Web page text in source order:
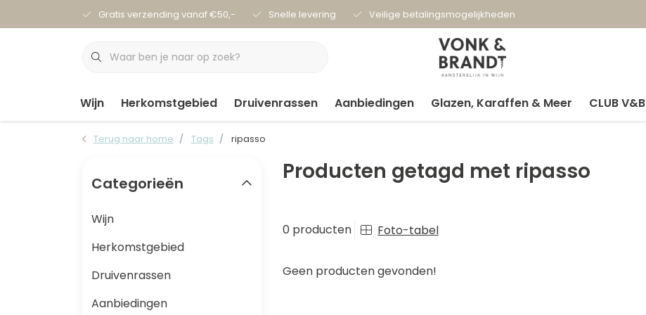
Gratis verzending vanaf €50,- Snelle levering Veilige betalingsmogelijkheden
Wijn Herkomstgebied Druivenrassen Aanbiedingen Glazen, Karaffen & Meer CLUB V&B
Terug naar home Tags ripasso
Producten getagd met ripasso
0 producten Foto-tabel
Geen producten gevonden!
Categorieën
Wijn
Herkomstgebied
Druivenrassen
Aanbiedingen